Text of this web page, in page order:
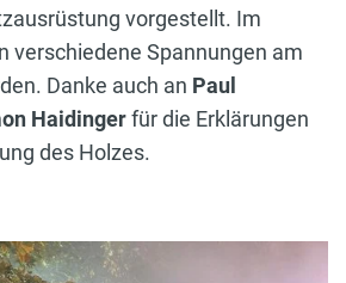
vorgestellt. Im
verschiedene Spannungen am
Danke auch an Paul
Haidingerfür die Erklärungen
des Holzes.